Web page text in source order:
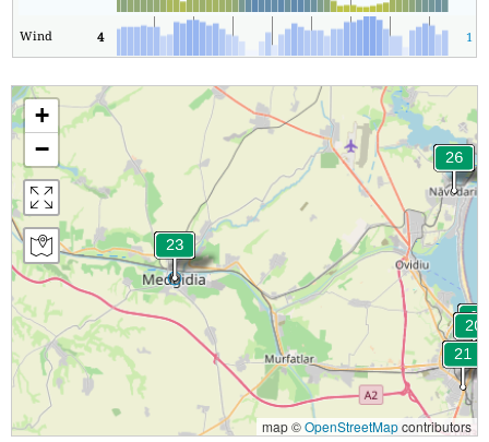
Wind 4 1
+
−
map ©OpenStreetMapcontributors